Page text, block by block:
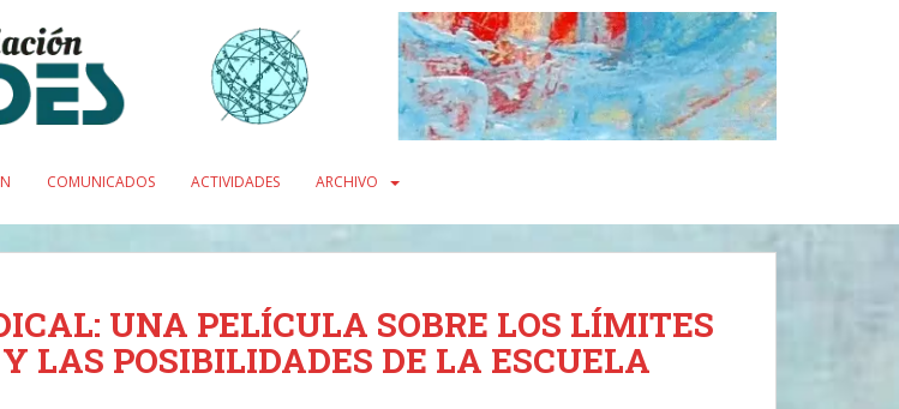
COMUNICADOS ACTIVIDADES ARCHIVO
UNA PELÍCULA SOBRE LOS LÍMITES
Y LAS POSIBILIDADES DE LA ESCUELA